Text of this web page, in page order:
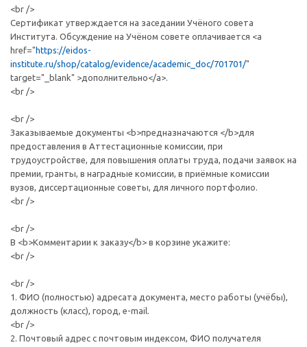
<br />
Сертификат утверждается на заседании Учёного совета
Института. Обсуждение на Учёном совете оплачивается <a
href=" https://eidos-
institute.ru/shop/catalog/evidence/academic_doc/701701/"
target="_blank" >дополнительно</a>.
<br />
<br />
Заказываемые документы <b>предназначаются </b>для
предоставления в Аттестационные комиссии, при
трудоустройстве, для повышения оплаты труда, подачи заявок на
премии, гранты, в наградные комиссии, в приёмные комиссии
вузов, диссертационные советы, для личного портфолио.
<br />
<br />
В <b>Комментарии к заказу</b> в корзине укажите:
<br />
<br />
1. ФИО (полностью) адресата документа, место работы (учёбы),
должность (класс), город, e-mail.
<br />
2. Почтовый адрес c почтовым индексом, ФИО получателя